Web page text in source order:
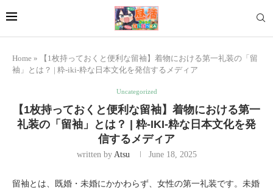
Home »
【1枚持っておくと便利な留袖】着物における第一礼装の「留
袖」とは？ | 粋-iki-粋な日本文化を発信するメディア
Uncategorized
【1枚持っておくと便利な留袖】着物における第一
礼装の「留袖」とは？ | 粋-IKI-粋な日本文化を発
信するメディア
written by Atsu June 18, 2025
留袖とは、既婚・未婚にかかわらず、女性の第一礼装です。未婚